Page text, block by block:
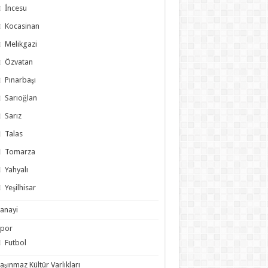
İncesu
Kocasinan
Melikgazi
Özvatan
Pınarbaşı
Sarıoğlan
Sarız
Talas
Tomarza
Yahyalı
Yeşilhisar
Futbol
Kültür Varlıkları